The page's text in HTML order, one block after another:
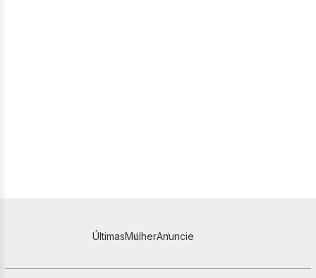
ÚltimasMulherAnuncie